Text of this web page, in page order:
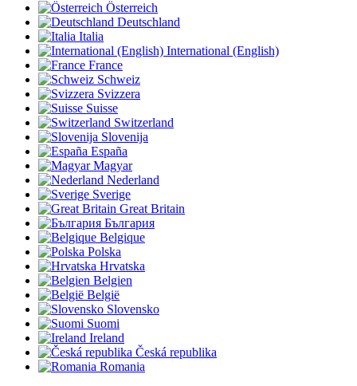
Österreich
Deutschland
Italia
International (English)
France
Schweiz
Svizzera
Suisse
Switzerland
Slovenija
España
Magyar
Nederland
Sverige
Great Britain
България
Belgique
Polska
Hrvatska
Belgien
België
Slovensko
Suomi
Ireland
Česká republika
Romania